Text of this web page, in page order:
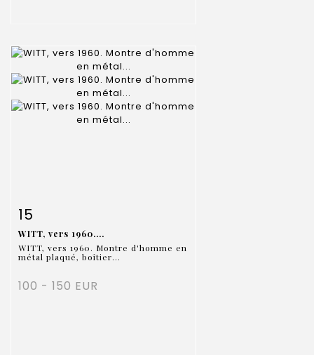
Fiche détaillée
15
WITT, vers 1960....
WITT, vers 1960. Montre d'homme en
métal plaqué, boîtier...
100 - 150 EUR